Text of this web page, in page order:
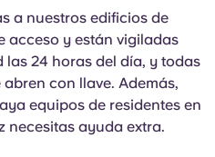
a nuestros edificios de
acceso y están vigiladas
24 horas del día, y todas
con llave. Además,
equipos de residentes en
necesitas ayuda extra.